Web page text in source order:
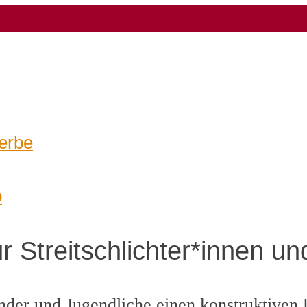
Streitschlichter*innen